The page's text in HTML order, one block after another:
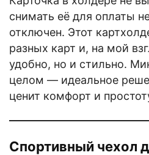
снимать её для оплаты
отключен. Этот
разных карт и, на мой
удобно, но и стильно.
целом — идеальное
ценит комфорт и
Спортивный чехол